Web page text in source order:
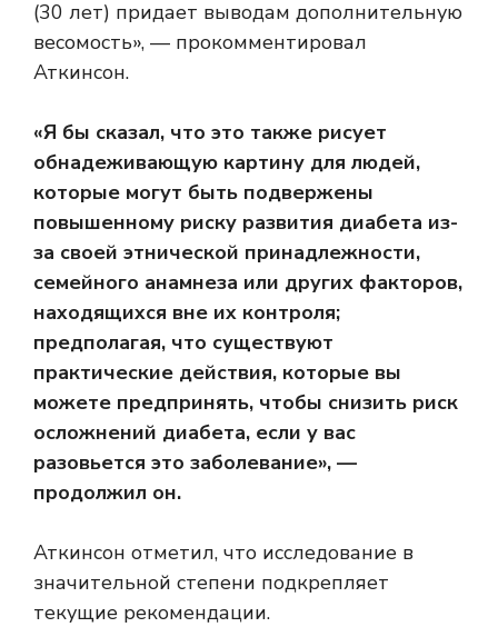
(30 лет) придает выводам дополнительную
весомость», — прокомментировал
Аткинсон.
«Я бы сказал, что это также рисует
обнадеживающую картину для людей,
которые могут быть подвержены
повышенному риску развития диабета из-
за своей этнической принадлежности,
семейного анамнеза или других факторов,
находящихся вне их контроля;
предполагая, что существуют
практические действия, которые вы
можете предпринять, чтобы снизить риск
осложнений диабета, если у вас
разовьется это заболевание», —
продолжил он.
Аткинсон отметил, что исследование в
значительной степени подкрепляет
текущие рекомендации.